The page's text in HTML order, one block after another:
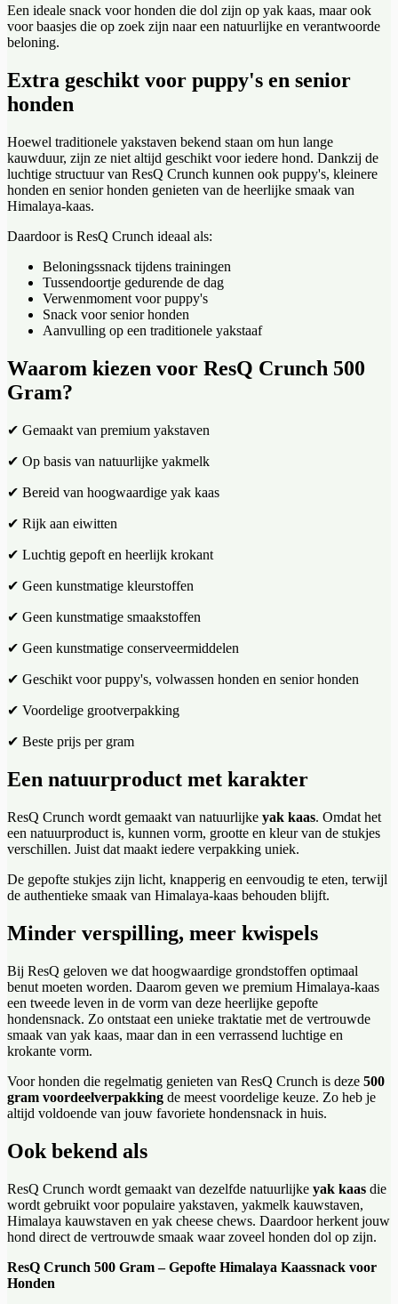
Een ideale snack voor honden die dol zijn op yak kaas, maar ook
voor baasjes die op zoek zijn naar een natuurlijke en verantwoorde
beloning.
Extra geschikt voor puppy's en senior
honden
Hoewel traditionele yakstaven bekend staan om hun lange
kauwduur, zijn ze niet altijd geschikt voor iedere hond. Dankzij de
luchtige structuur van ResQ Crunch kunnen ook puppy's, kleinere
honden en senior honden genieten van de heerlijke smaak van
Himalaya-kaas.
Daardoor is ResQ Crunch ideaal als:
Beloningssnack tijdens trainingen
Tussendoortje gedurende de dag
Verwenmoment voor puppy's
Snack voor senior honden
Aanvulling op een traditionele yakstaaf
Waarom kiezen voor ResQ Crunch 500
Gram?
✔ Gemaakt van premium yakstaven
✔ Op basis van natuurlijke yakmelk
✔ Bereid van hoogwaardige yak kaas
✔ Rijk aan eiwitten
✔ Luchtig gepoft en heerlijk krokant
✔ Geen kunstmatige kleurstoffen
✔ Geen kunstmatige smaakstoffen
✔ Geen kunstmatige conserveermiddelen
✔ Geschikt voor puppy's, volwassen honden en senior honden
✔ Voordelige grootverpakking
✔ Beste prijs per gram
Een natuurproduct met karakter
ResQ Crunch wordt gemaakt van natuurlijke yak kaas. Omdat het
een natuurproduct is, kunnen vorm, grootte en kleur van de stukjes
verschillen. Juist dat maakt iedere verpakking uniek.
De gepofte stukjes zijn licht, knapperig en eenvoudig te eten, terwijl
de authentieke smaak van Himalaya-kaas behouden blijft.
Minder verspilling, meer kwispels
Bij ResQ geloven we dat hoogwaardige grondstoffen optimaal
benut moeten worden. Daarom geven we premium Himalaya-kaas
een tweede leven in de vorm van deze heerlijke gepofte
hondensnack. Zo ontstaat een unieke traktatie met de vertrouwde
smaak van yak kaas, maar dan in een verrassend luchtige en
krokante vorm.
Voor honden die regelmatig genieten van ResQ Crunch is deze 500
gram voordeelverpakking de meest voordelige keuze. Zo heb je
altijd voldoende van jouw favoriete hondensnack in huis.
Ook bekend als
ResQ Crunch wordt gemaakt van dezelfde natuurlijke yak kaas die
wordt gebruikt voor populaire yakstaven, yakmelk kauwstaven,
Himalaya kauwstaven en yak cheese chews. Daardoor herkent jouw
hond direct de vertrouwde smaak waar zoveel honden dol op zijn.
ResQ Crunch 500 Gram – Gepofte Himalaya Kaassnack voor
Honden